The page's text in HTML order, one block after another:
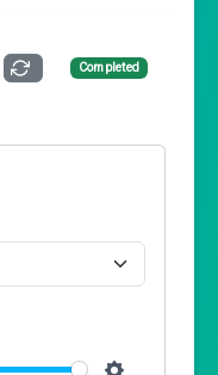
Completed